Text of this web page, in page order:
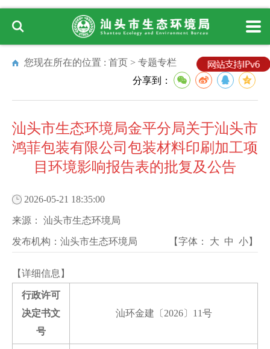
您现在所在的位置 : 首页 > 专题专栏
分享到：
汕头市生态环境局金平分局关于汕头市
鸿菲包装有限公司包装材料印刷加工项
目环境影响报告表的批复及公告
2026-05-21 18:35:00
来源： 汕头市生态环境局
发布机构： 汕头市生态环境局 【字体： 大 中 小】
【详细信息】
行政许可
决定书文
号
汕环金建〔2026〕11号